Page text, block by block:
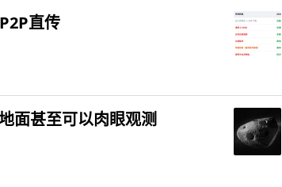
直传
面甚至可以肉眼观测